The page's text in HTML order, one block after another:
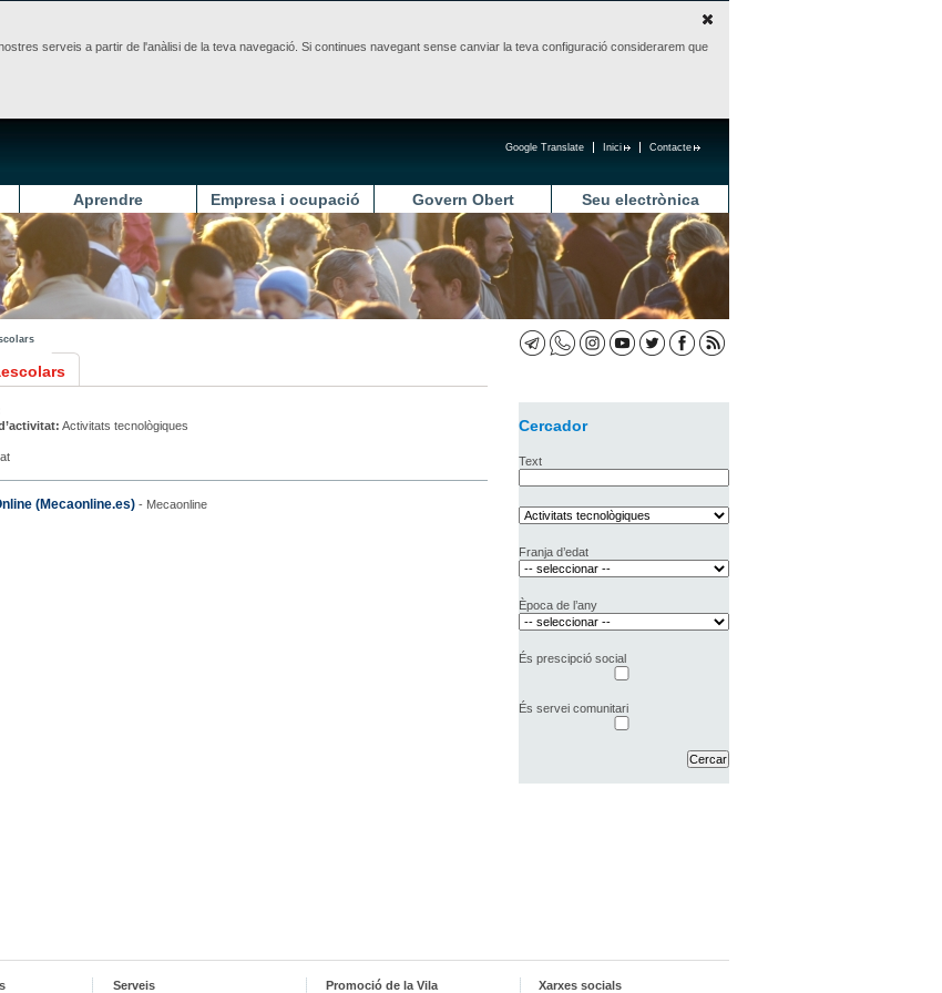
serveis a partir de l'anàlisi de la teva navegació. Si continues navegant sense canviar la teva configuració considerarem que
Contacte
Inici
Google Translate
Aprendre Empresa i ocupació Govern Obert Seu electrònica
Activitats tecnològiques
(Mecaonline.es) - Mecaonline
Cercador
Text
Franja d’edat
Època de l’any
És prescipció social
És servei comunitari
Serveis Promoció de la Vila Xarxes socials